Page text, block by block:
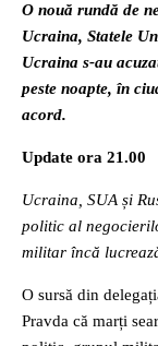
O nouă rundă de
Ucraina, Statele
Ucraina s-au
peste noapte, în
acord.
Update ora 21.00
Ucraina, SUA și
politic al
militar încă
O sursă din
Pravda că marți